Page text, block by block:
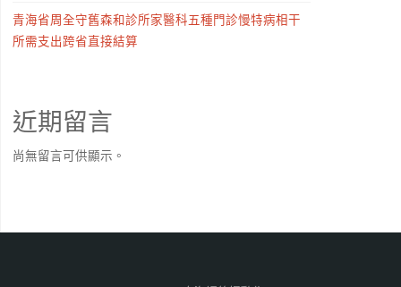
青海省周全守舊森和診所家醫科五種門診慢特病相干
所需支出跨省直接結算
近期留言
尚無留言可供顯示。